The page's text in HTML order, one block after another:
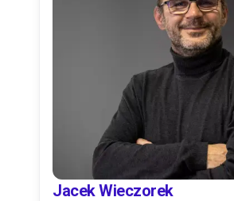
Jacek Wieczorek